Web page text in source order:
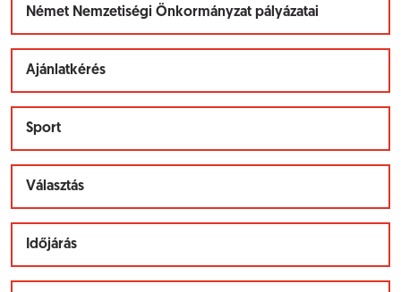
Német Nemzetiségi Önkormányzat pályázatai
Ajánlatkérés
Sport
Választás
Időjárás